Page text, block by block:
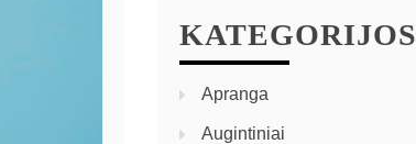
KATEGORIJOS
Apranga
Augintiniai